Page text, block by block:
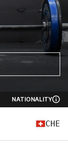
NATIONALITY
CHE